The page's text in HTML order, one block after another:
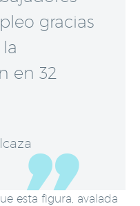
gracias
en 32
esta figura, avalada